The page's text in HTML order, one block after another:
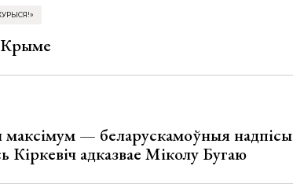
Крыме
— беларускамоўныя надпісы
Кіркевіч адказвае Міколу Бугаю